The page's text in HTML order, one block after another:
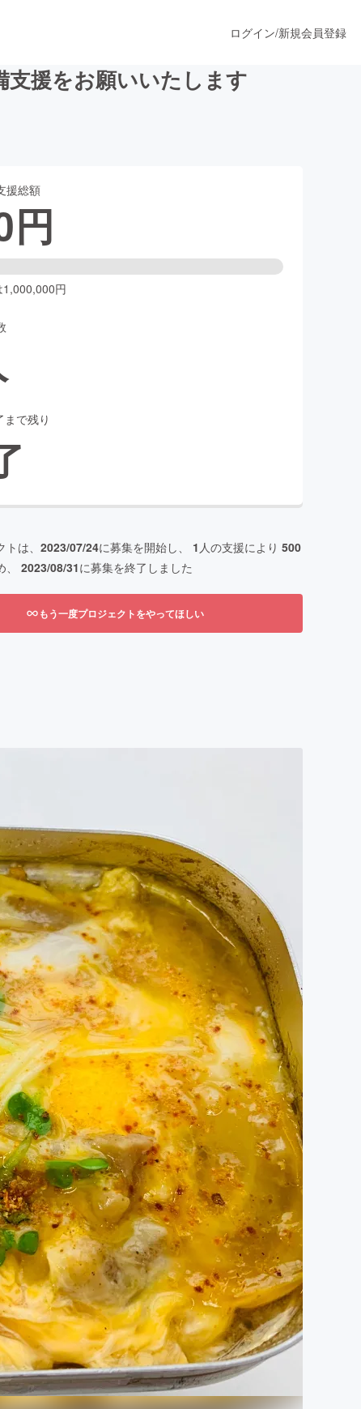
ログイン/新規会員登録
援をお願いいたします
援総額
円
1,000,000円
まで残り
は、 2023/07/24に募集を開始し、 1 人の支援により 500
2023/08/31に募集を終了しました
もう一度プロジェクトをやってほしい